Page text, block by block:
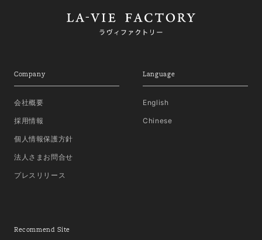
Company
会社概要
採用情報
個人情報保護方針
法人さまお問合せ
プレスリリース
Language
English
Chinese
Recommend Site